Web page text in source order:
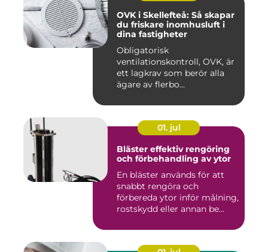
OVK i Skellefteå: Så skapar
du friskare inomhusluft i
dina fastigheter
Obligatorisk
ventilationskontroll, OVK, är
ett lagkrav som berör alla
ägare av flerbo...
01. jul
Bläster effektiv rengöring
och förbehandling av ytor
En bläster används för att
snabbt rengöra och
förbereda ytor inför målning,
rostskydd eller annan be...